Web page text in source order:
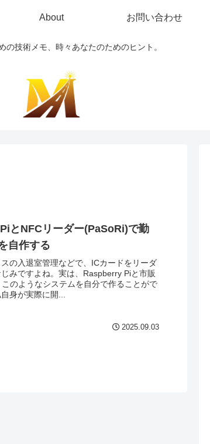
の技術メモ、時々あなたのためのヒント。
About お問い合わせ
とNFCリーダー(PaSoRi)で勤
自作する
の入退室管理などで、ICカードをリーダ
みですよね。実は、Raspberry Piと市販
のようなシステムを自分で作ることがで
身が実際に開...
2025.09.03